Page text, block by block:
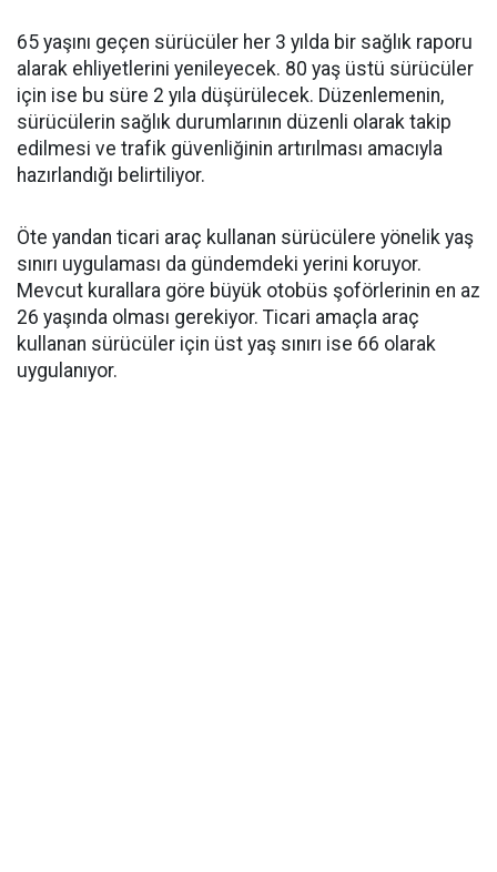
65 yaşını geçen sürücüler her 3 yılda bir sağlık raporu
alarak ehliyetlerini yenileyecek. 80 yaş üstü sürücüler
için ise bu süre 2 yıla düşürülecek. Düzenlemenin,
sürücülerin sağlık durumlarının düzenli olarak takip
edilmesi ve trafik güvenliğinin artırılması amacıyla
hazırlandığı belirtiliyor.
Öte yandan ticari araç kullanan sürücülere yönelik yaş
sınırı uygulaması da gündemdeki yerini koruyor.
Mevcut kurallara göre büyük otobüs şoförlerinin en az
26 yaşında olması gerekiyor. Ticari amaçla araç
kullanan sürücüler için üst yaş sınırı ise 66 olarak
uygulanıyor.